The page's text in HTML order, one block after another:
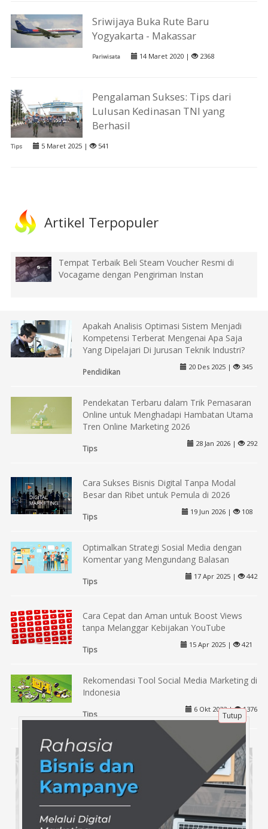
Sriwijaya Buka Rute Baru
Yogyakarta - Makassar
Pariwisata 14 Maret 2020 | 2368
Pengalaman Sukses: Tips dari
Lulusan Kedinasan TNI yang
Berhasil
Tips 5 Maret 2025 | 541
Artikel Terpopuler
Tempat Terbaik Beli Steam Voucher Resmi di
Vocagame dengan Pengiriman Instan
Apakah Analisis Optimasi Sistem Menjadi
Kompetensi Terberat Mengenai Apa Saja
Yang Dipelajari Di Jurusan Teknik Industri?
Pendidikan
20 Des 2025 | 345
Pendekatan Terbaru dalam Trik Pemasaran
Online untuk Menghadapi Hambatan Utama
Tren Online Marketing 2026
Tips
28 Jan 2026 | 292
Cara Sukses Bisnis Digital Tanpa Modal
Besar dan Ribet untuk Pemula di 2026
Tips
19 Jun 2026 | 108
Optimalkan Strategi Sosial Media dengan
Komentar yang Mengundang Balasan
Tips
17 Apr 2025 | 442
Cara Cepat dan Aman untuk Boost Views
tanpa Melanggar Kebijakan YouTube
Tips
15 Apr 2025 | 421
Rekomendasi Tool Social Media Marketing di
Indonesia
Tips
6 Okt 2022 | 1376
Tutup